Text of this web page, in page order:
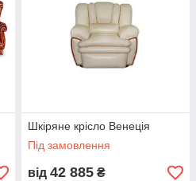
Шкіряне крісло Венеція
Під замовлення
від 42 885 ₴